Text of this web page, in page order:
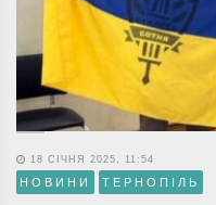
18 СІЧНЯ 2025, 11:54
НОВИНИ ТЕРНОПІЛЬ